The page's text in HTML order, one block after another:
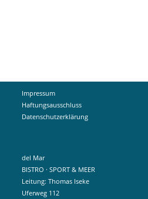
Impressum
Haftungsausschluss
Datenschutzerklärung
del Mar
BISTRO · SPORT & MEER
Leitung: Thomas Iseke
Uferweg 112